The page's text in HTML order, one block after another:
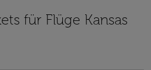
für Flüge Kansas